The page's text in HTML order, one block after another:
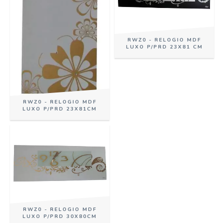
RWZ0 - RELOGIO MDF
LUXO P/PRD 23X81CM
RWZ0 - RELOGIO MDF
LUXO P/PRD 30X80CM
RWZ0 - RELOGIO MDF
LUXO P/PRD 23X81 CM